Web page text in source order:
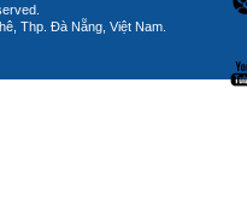
Thp. Đà Nẵng, Việt Nam.